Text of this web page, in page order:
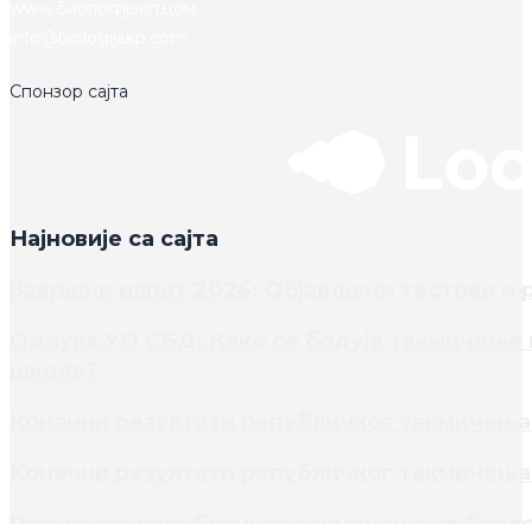
Спонзор сајта
Најновије са сајта